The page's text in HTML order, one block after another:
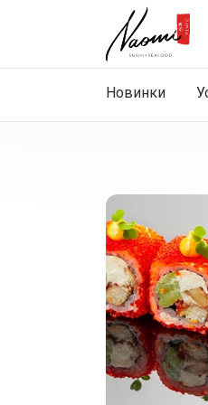
Новинки